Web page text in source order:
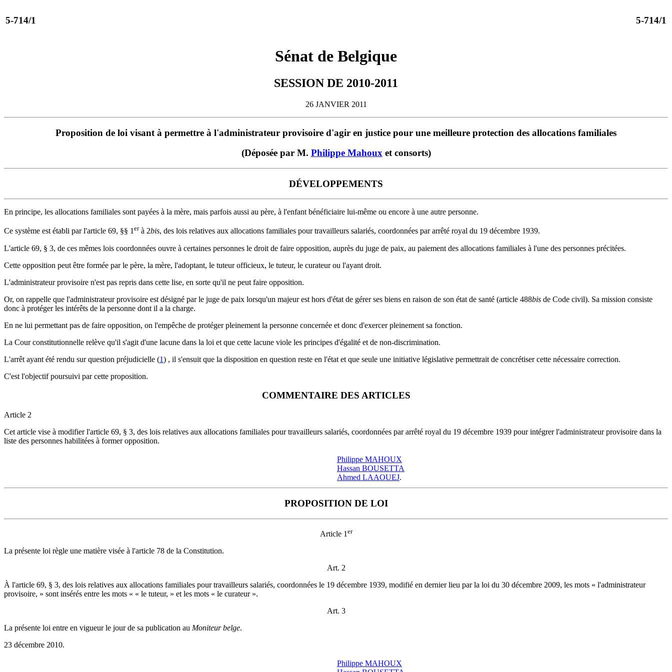
5-714/1 5-714/1
Sénat de Belgique
SESSION DE 2010-2011
26 JANVIER 2011
Proposition de loi visant à permettre à l'administrateur provisoire d'agir en justice pour une meilleure protection des allocations familiales
(Déposée par M. Philippe Mahouxet consorts)
DÉVELOPPEMENTS
En principe, les allocations familiales sont payées à la mère, mais parfois aussi au père, à l'enfant bénéficiaire lui-même ou encore à une autre personne.
Ce système est établi par l'article 69, §§ 1erà 2bis, des lois relatives aux allocations familiales pour travailleurs salariés, coordonnées par arrêté royal du 19 décembre 1939.
L'article 69, § 3, de ces mêmes lois coordonnées ouvre à certaines personnes le droit de faire opposition, auprès du juge de paix, au paiement des allocations familiales à l'une des personnes précitées.
Cette opposition peut être formée par le père, la mère, l'adoptant, le tuteur officieux, le tuteur, le curateur ou l'ayant droit.
L'administrateur provisoire n'est pas repris dans cette lise, en sorte qu'il ne peut faire opposition.
Or, on rappelle que l'administrateur provisoire est désigné par le juge de paix lorsqu'un majeur est hors d'état de gérer ses biens en raison de son état de santé (article 488bis de Code civil). Sa mission consiste
donc à protéger les intérêts de la personne dont il a la charge.
En ne lui permettant pas de faire opposition, on l'empêche de protéger pleinement la personne concernée et donc d'exercer pleinement sa fonction.
La Cour constitutionnelle relève qu'il s'agit d'une lacune dans la loi et que cette lacune viole les principes d'égalité et de non-discrimination.
L'arrêt ayant été rendu sur question préjudicielle (1) , il s'ensuit que la disposition en question reste en l'état et que seule une initiative législative permettrait de concrétiser cette nécessaire correction.
C'est l'objectif poursuivi par cette proposition.
COMMENTAIRE DES ARTICLES
Article 2
Cet article vise à modifier l'article 69, § 3, des lois relatives aux allocations familiales pour travailleurs salariés, coordonnées par arrêté royal du 19 décembre 1939 pour intégrer l'administrateur provisoire dans la
liste des personnes habilitées à former opposition.
Philippe MAHOUX
Hassan BOUSETTA
Ahmed LAAOUEJ.
PROPOSITION DE LOI
Article 1 er
La présente loi règle une matière visée à l'article 78 de la Constitution.
Art. 2
À l'article 69, § 3, des lois relatives aux allocations familiales pour travailleurs salariés, coordonnées le 19 décembre 1939, modifié en dernier lieu par la loi du 30 décembre 2009, les mots « l'administrateur
provisoire, » sont insérés entre les mots « « le tuteur, » et les mots « le curateur ».
Art. 3
La présente loi entre en vigueur le jour de sa publication au Moniteur belge.
23 décembre 2010.
Philippe MAHOUX